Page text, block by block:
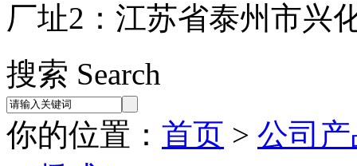
厂址2：江苏省泰州市兴
搜索 Search
你的位置： 首页 > 公司